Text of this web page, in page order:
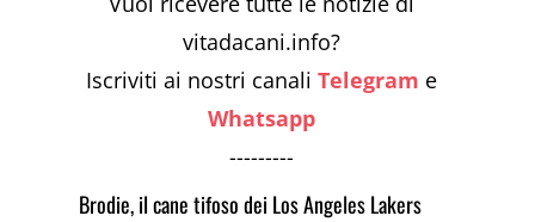
vitadacani.info?
Iscriviti ai nostri canaliTelegram e
Whatsapp
---------
Brodie, il cane tifoso dei Los Angeles Lakers